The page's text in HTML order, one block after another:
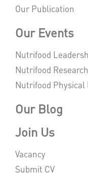
Our Publication
Our Events
Nutrifood
Nutrifood
Nutrifood Physical
Our Blog
Join Us
Vacancy
Submit CV